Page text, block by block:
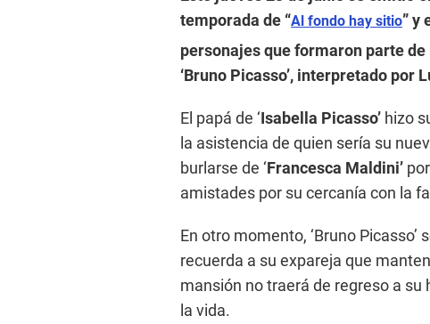
temporada de “Al fondo hay sitio” y
personajes que formaron parte
‘Bruno Picasso’, interpretado por
El papá de ‘Isabella Picasso’ hizo
la asistencia de quien sería su
burlarse de ‘Francesca Maldini’
amistades por su cercanía con la
En otro momento, ‘Bruno
recuerda a su expareja que
mansión no traerá de regreso a
la vida.